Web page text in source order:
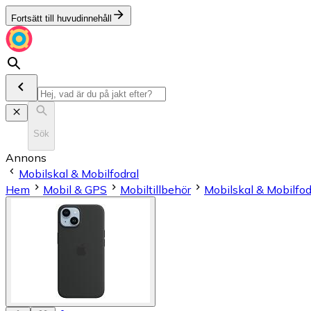
Fortsätt till huvudinnehåll
Sök
Annons
Mobilskal & Mobilfodral
Hem
Mobil & GPS Mobiltillbehör Mobilskal &